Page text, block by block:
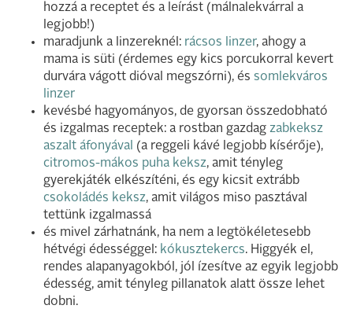
hozzá a receptet és a leírást (málnalekvárral a
legjobb!)
maradjunk a linzereknél: rácsos linzer, ahogy a
mama is süti (érdemes egy kics porcukorral kevert
durvára vágott dióval megszórni), és somlekváros
linzer
kevésbé hagyományos, de gyorsan összedobható
és izgalmas receptek: a rostban gazdag zabkeksz
aszalt áfonyával (a reggeli kávé legjobb kísérője),
citromos-mákos puha keksz, amit tényleg
gyerekjáték elkészíténi, és egy kicsit extrább
csokoládés keksz, amit világos miso pasztával
tettünk izgalmassá
és mivel zárhatnánk, ha nem a legtökéletesebb
hétvégi édességgel: kókusztekercs. Higgyék el,
rendes alapanyagokból, jól ízesítve az egyik legjobb
édesség, amit tényleg pillanatok alatt össze lehet
dobni.